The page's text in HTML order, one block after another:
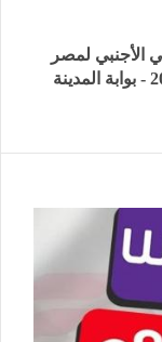
الأجنبي لمصر
يسجل 17.14 مليار دولار بنهاية يوليو 2026 - بوابة المدينة